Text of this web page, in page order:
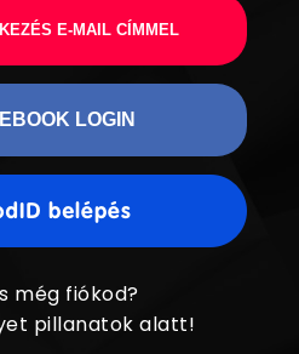
E-MAIL CÍMMEL
LOGIN
még fiókod?
pillanatok alatt!